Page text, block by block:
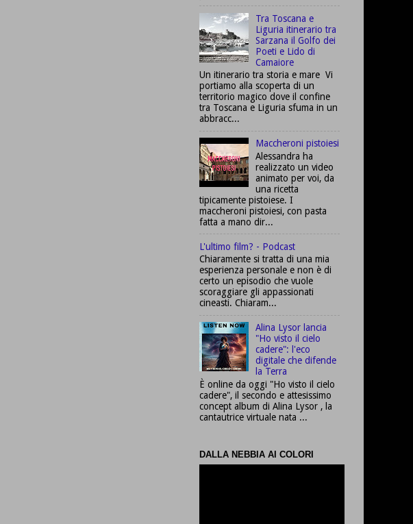
Tra Toscana e
Liguria itinerario tra
Sarzana il Golfo dei
Poeti e Lido di
Camaiore
Un itinerario tra storia e mare Vi
portiamo alla scoperta di un
territorio magico dove il confine
tra Toscana e Liguria sfuma in un
abbracc...
Maccheroni pistoiesi
Alessandra ha
realizzato un video
animato per voi, da
una ricetta
tipicamente pistoiese. I
maccheroni pistoiesi, con pasta
fatta a mano dir...
L'ultimo film? - Podcast
Chiaramente si tratta di una mia
esperienza personale e non è di
certo un episodio che vuole
scoraggiare gli appassionati
cineasti. Chiaram...
Alina Lysor lancia
"Ho visto il cielo
cadere": l'eco
digitale che difende
la Terra
È online da oggi "Ho visto il cielo
cadere", il secondo e attesissimo
concept album di Alina Lysor , la
cantautrice virtuale nata ...
DALLA NEBBIA AI COLORI